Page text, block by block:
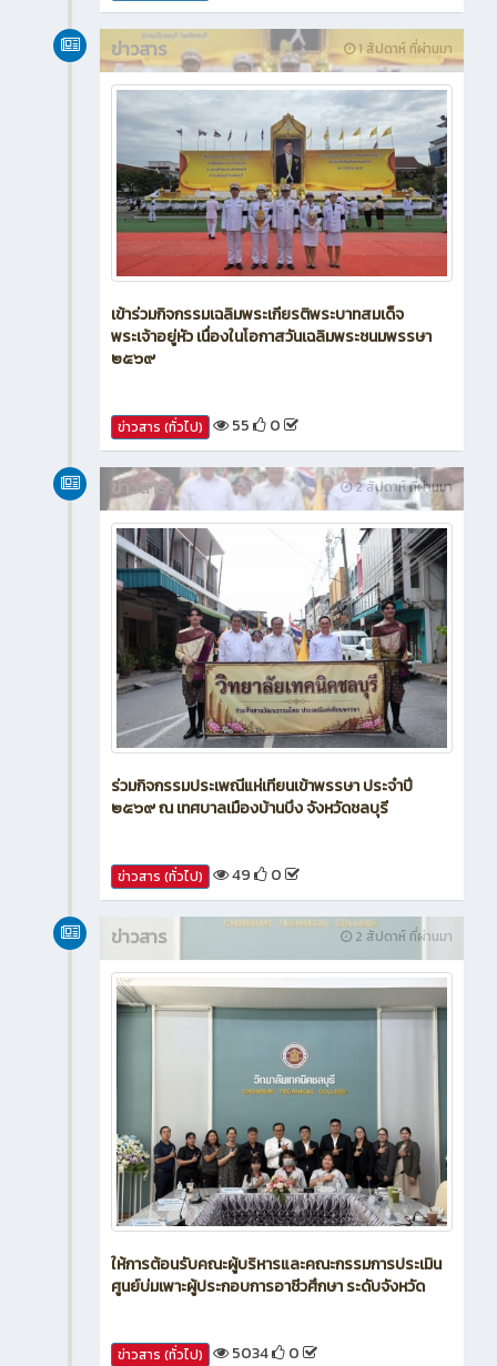
1 สัปดาห์ ที่ผ่านมา
ข่าวสาร
เข้าร่วมกิจกรรมเฉลิมพระเกียรติพระบาทสมเด็จ
พระเจ้าอยู่หัว เนื่องในโอกาสวันเฉลิมพระชนมพรรษา
๒๕๖๙
ข่าวสาร (ทั่วไป) 55 0
2 สัปดาห์ ที่ผ่านมา
ข่าวสาร
ร่วมกิจกรรมประเพณีแห่เทียนเข้าพรรษา ประจำปี
๒๕๖๙ ณ เทศบาลเมืองบ้านบึง จังหวัดชลบุรี
ข่าวสาร (ทั่วไป) 49 0
2 สัปดาห์ ที่ผ่านมา
ข่าวสาร
ให้การต้อนรับคณะผู้บริหารและคณะกรรมการประเมิน
ศูนย์บ่มเพาะผู้ประกอบการอาชีวศึกษา ระดับจังหวัด
ข่าวสาร (ทั่วไป) 5034 0